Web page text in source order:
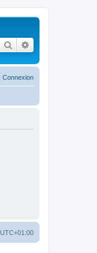
Rechercher
Connexion
UTC+01:00